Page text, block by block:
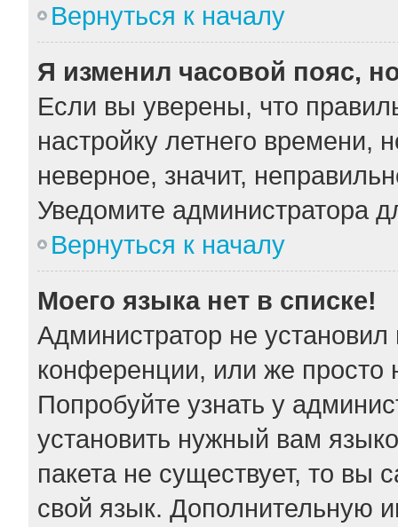
Вернуться к началу
Я изменил часовой пояс,
Если вы уверены, что
настройку летнего времени,
неверное, значит,
Уведомите администратора
Вернуться к началу
Моего языка нет в списке!
Администратор не
конференции, или же просто
Попробуйте узнать у
установить нужный вам
пакета не существует, то вы
свой язык. Дополнительную